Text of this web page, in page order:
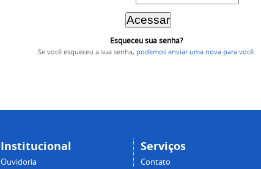
Esqueceu sua senha?
Se você esqueceu a sua senha, podemos enviar uma nova para você.
Institucional
Ouvidoria
Serviços
Contato